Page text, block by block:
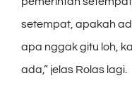
setempat, apakah
apa nggak gitu loh,
ada,” jelas Rolas lagi.